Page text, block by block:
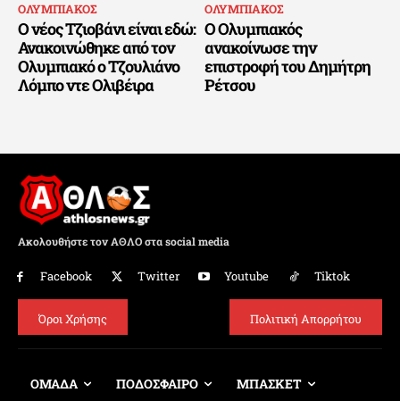
ΟΛΥΜΠΙΑΚΟΣ
Ο νέος Τζιοβάνι είναι εδώ:
Ανακοινώθηκε από τον
Ολυμπιακό ο Τζουλιάνο
Λόμπο ντε Ολιβέιρα
ΟΛΥΜΠΙΑΚΟΣ
Ο Ολυμπιακός
ανακοίνωσε την
επιστροφή του Δημήτρη
Ρέτσου
Ακολουθήστε τον ΑΘΛΟ στα social media
Facebook Twitter Youtube Tiktok
Όροι Χρήσης Πολιτική Απορρήτου
ΟΜΑΔΑ ΠΟΔΟΣΦΑΙΡΟ ΜΠΑΣΚΕΤ